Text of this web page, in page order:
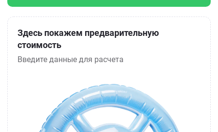
Здесь покажем предварительную
стоимость
Введите данные для расчета